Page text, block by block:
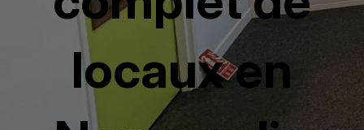
locaux en